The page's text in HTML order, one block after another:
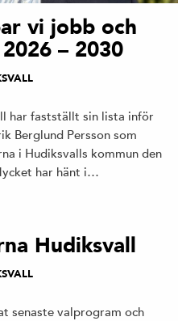
vi jobb och
– 2030
har fastställt sin lista inför
Berglund Persson som
i Hudiksvalls kommun den
har hänt i…
Hudiksvall
senaste valprogram och